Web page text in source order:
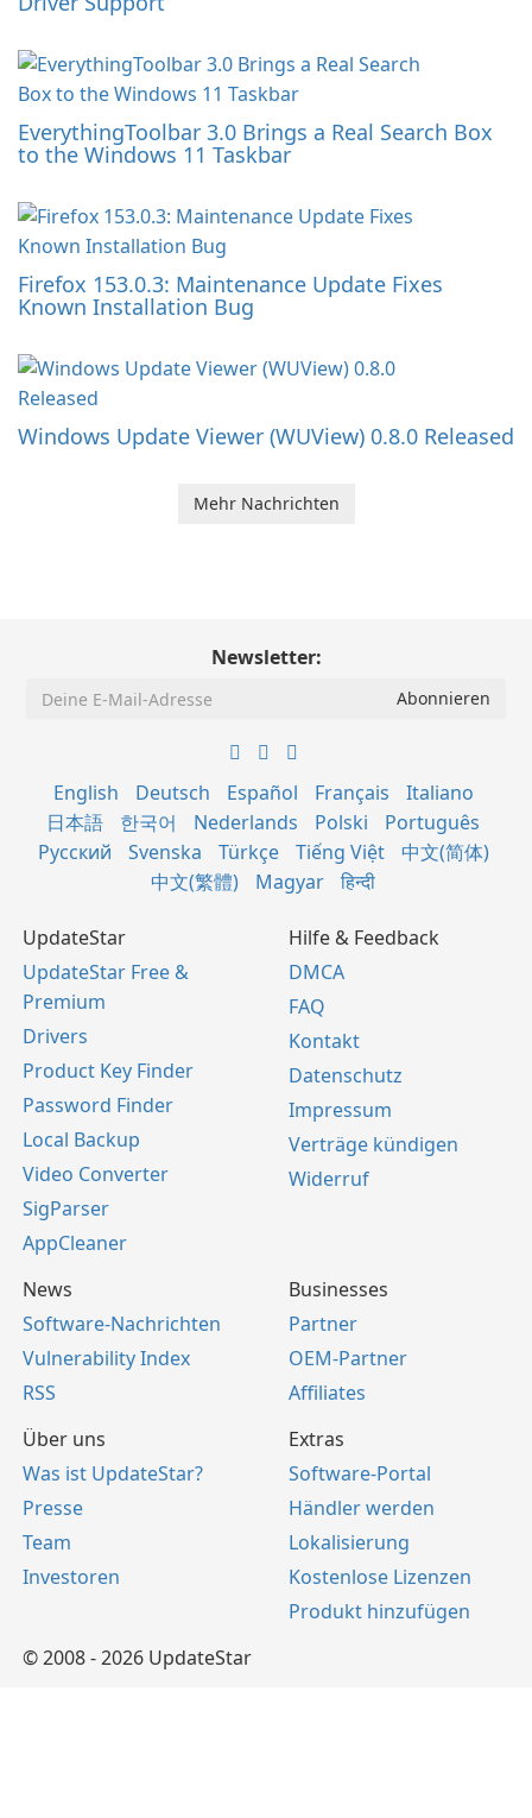
EverythingToolbar 3.0 Brings a Real Search Box
to the Windows 11 Taskbar
Firefox 153.0.3: Maintenance Update Fixes
Known Installation Bug
Windows Update Viewer (WUView) 0.8.0 Released
Mehr Nachrichten
Newsletter:
English Deutsch Español Français
Italiano
日本語
한국어 Nederlands Polski
Português
Русский
Svenska Türkçe Tiếng Việt
中文(简体)
中文(繁體)
Magyar हिन्दी
UpdateStar
UpdateStar Free &
Premium
Drivers
Product Key Finder
Password Finder
Local Backup
Video Converter
SigParser
AppCleaner
Hilfe & Feedback
DMCA
FAQ
Kontakt
Datenschutz
Impressum
Verträge kündigen
Widerruf
News
Software-Nachrichten
Vulnerability Index
RSS
Businesses
Partner
OEM-Partner
Affiliates
Über uns
Was ist UpdateStar?
Presse
Team
Investoren
Extras
Software-Portal
Händler werden
Lokalisierung
Kostenlose Lizenzen
Produkt hinzufügen
© 2008 - 2026 UpdateStar